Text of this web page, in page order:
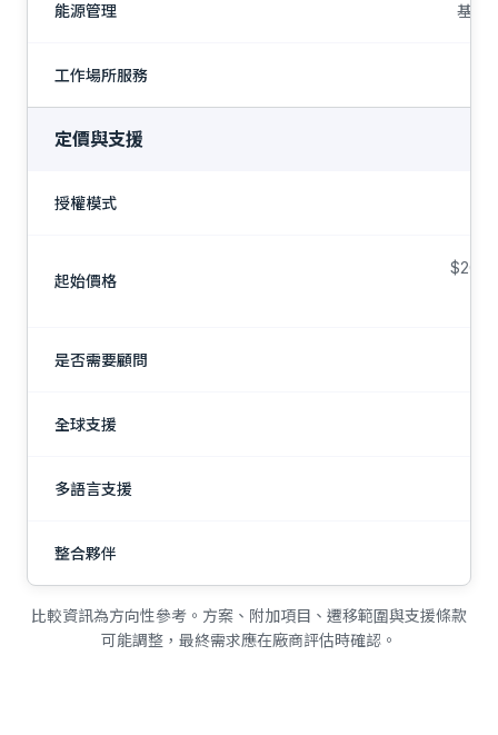
能源管理 基本
工作場所服務
定價與支援
授權模式
起始價格
$20/
是否需要顧問
全球支援
多語言支援
整合夥伴
比較資訊為方向性參考。方案、附加項目、遷移範圍與支援條款
可能調整，最終需求應在廠商評估時確認。